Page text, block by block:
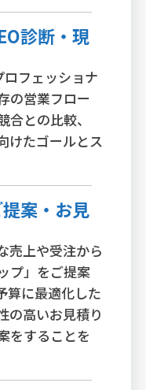
診断・現
フェッショナ
の営業フロー
との比較、
けたゴールとス
案・お見
売上や受注から
プ」をご提案
算に最適化した
の高いお見積り
をすることを